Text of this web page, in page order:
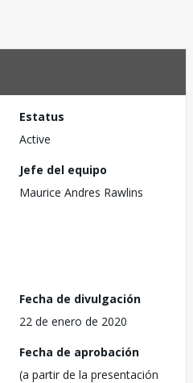
Estatus
Active
Jefe del equipo
Maurice Andres Rawlins
Fecha de divulgación
22 de enero de 2020
Fecha de aprobación
(a partir de la presentación